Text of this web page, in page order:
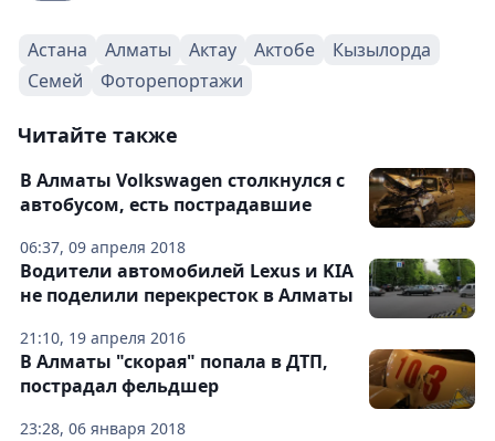
Астана Алматы Актау Актобе
Кызылорда
Семей
Фоторепортажи
Читайте также
06:37, 09 апреля 2018
В Алматы Volkswagen столкнулся с
автобусом, есть пострадавшие
21:10, 19 апреля 2016
Водители автомобилей Lexus и KIA
не поделили перекресток в Алматы
23:28, 06 января 2018
В Алматы "скорая" попала в ДТП,
пострадал фельдшер